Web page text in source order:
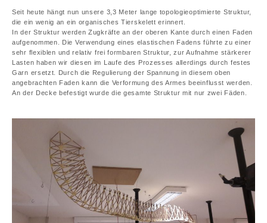
Seit heute hängt nun unsere 3,3 Meter lange topologieoptimierte Struktur,
die ein wenig an ein organisches Tierskelett erinnert.
In der Struktur werden Zugkräfte an der oberen Kante durch einen Faden
aufgenommen. Die Verwendung eines elastischen Fadens führte zu einer
sehr flexiblen und relativ frei formbaren Struktur, zur Aufnahme stärkerer
Lasten haben wir diesen im Laufe des Prozesses allerdings durch festes
Garn ersetzt. Durch die Regulierung der Spannung in diesem oben
angebrachten Faden kann die Verformung des Armes beeinflusst werden.
An der Decke befestigt wurde die gesamte Struktur mit nur zwei Fäden.